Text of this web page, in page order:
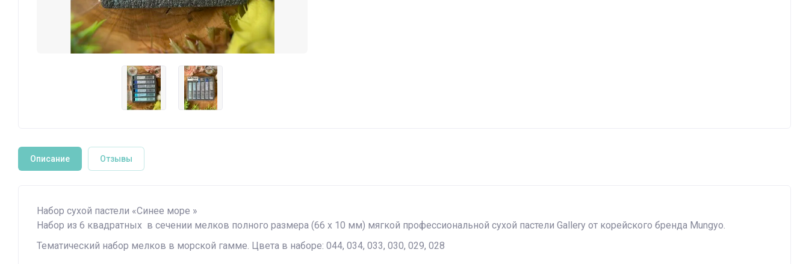
Описание Отзывы
Набор сухой пастели «Синее море »
Набор из 6 квадратных в сечении мелков полного размера (66 х 10 мм) мягкой профессиональной сухой пастели Gallery от корейского бренда Mungyo.
Тематический набор мелков в морской гамме. Цвета в наборе: 044, 034, 033, 030, 029, 028